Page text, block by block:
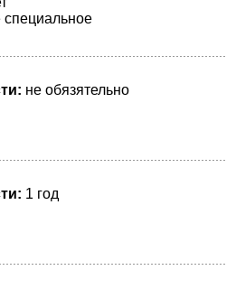
специальное
не обязятельно
1 год